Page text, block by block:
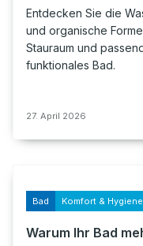
Entdecken Sie die
und organische
Stauraum und
funktionales Bad.
27. April 2026
Bad Komfort & Hygiene
Warum Ihr Bad